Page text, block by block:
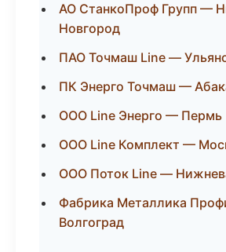
АО СтанкоПроф Групп —
Новгород
ПАО Точмаш Line —
ПК Энерго Точмаш —
ООО Line Энерго — Пермь
ООО Line Комплект —
ООО Поток Line —
Фабрика Металлика
Волгоград